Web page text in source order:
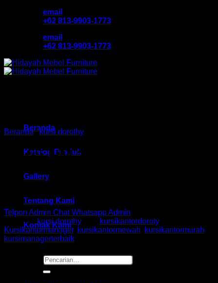
email
+62 813-9903-1773
email
+62 813-9903-1773
Beranda
Katalog Produk
Gallery
Tentang Kami
Kontak Kami
Pencarian
untuk:
Beranda / kursi dorothy
Kursi HM 2 Delano
1,225,000
Telpon Admin Chat Whatsapp Admin
Kategori:
kursi dorothy kursikantordoroty,
Kursikantormanager, kursikantormewah kursikantormurah
kursimanagerterbaik